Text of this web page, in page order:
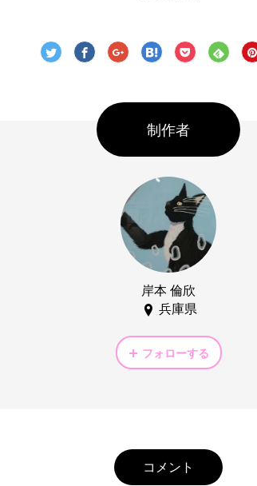
制作者
岸本 倫欣
兵庫県
フォローする
コメント